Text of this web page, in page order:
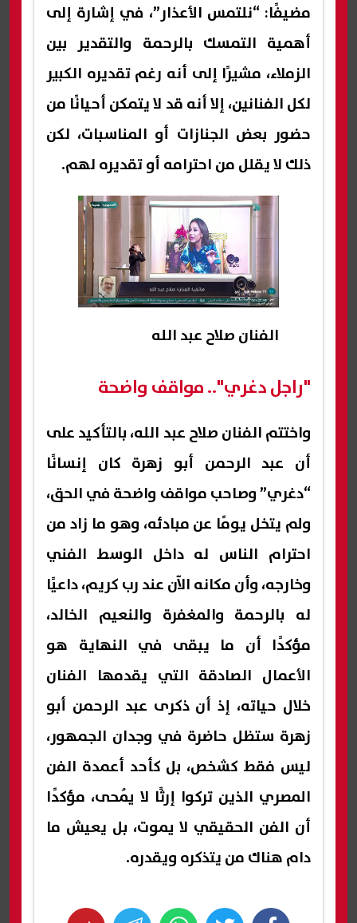
مضيفًا: “نلتمس الأعذار”، في إشارة إلى
أهمية التمسك بالرحمة والتقدير بين
الزملاء، مشيرًا إلى أنه رغم تقديره الكبير
لكل الفنانين، إلا أنه قد لا يتمكن أحيانًا من
حضور بعض الجنازات أو المناسبات، لكن
ذلك لا يقلل من احترامه أو تقديره لهم.
الفنان صلاح عبد الله
"راجل دغري".. مواقف واضحة
واختتم الفنان صلاح عبد الله، بالتأكيد على
أن عبد الرحمن أبو زهرة كان إنسانًا
“دغري” وصاحب مواقف واضحة في الحق،
ولم يتخل يومًا عن مبادئه، وهو ما زاد من
احترام الناس له داخل الوسط الفني
وخارجه، وأن مكانه الآن عند رب كريم، داعيًا
له بالرحمة والمغفرة والنعيم الخالد،
مؤكدًا أن ما يبقى في النهاية هو
الأعمال الصادقة التي يقدمها الفنان
خلال حياته، إذ أن ذكرى عبد الرحمن أبو
زهرة ستظل حاضرة في وجدان الجمهور،
ليس فقط كشخص، بل كأحد أعمدة الفن
المصري الذين تركوا إرثًا لا يُمحى، مؤكدًا
أن الفن الحقيقي لا يموت، بل يعيش ما
دام هناك من يتذكره ويقدره.